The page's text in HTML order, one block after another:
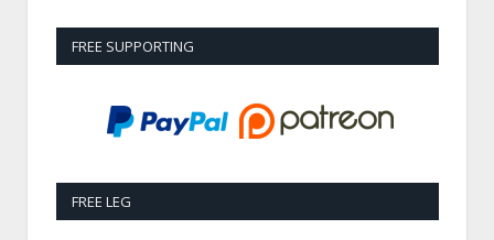
FREE SUPPORTING
FREE LEG